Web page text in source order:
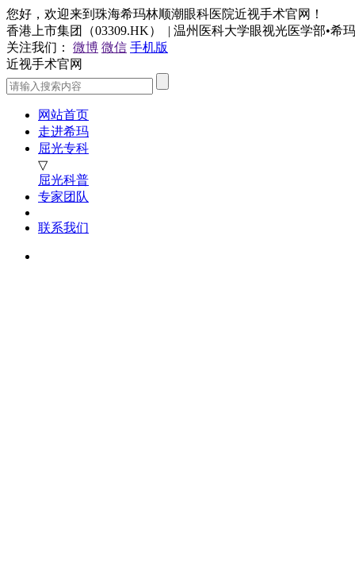
您好，欢迎来到珠海希玛林顺潮眼科医院近视手术官网！
香港上市集团（03309.HK） | 温州医科大学眼视光医学部•希
关注我们：
微博 微信 手机版
近视手术官网
网站首页
走进希玛
屈光专科
▽
屈光科普
专家团队
联系我们